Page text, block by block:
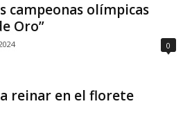
campeonas olímpicas
Oro”
0
reinar en el florete